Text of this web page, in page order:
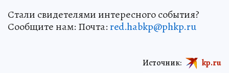
Стали свидетелями интересного события?
Сообщите нам: Почта:red.habkp@phkp.ru
Источник: kp.ru